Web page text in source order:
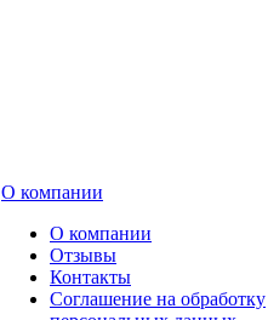
О компании
О компании
Отзывы
Контакты
Соглашение на обработку